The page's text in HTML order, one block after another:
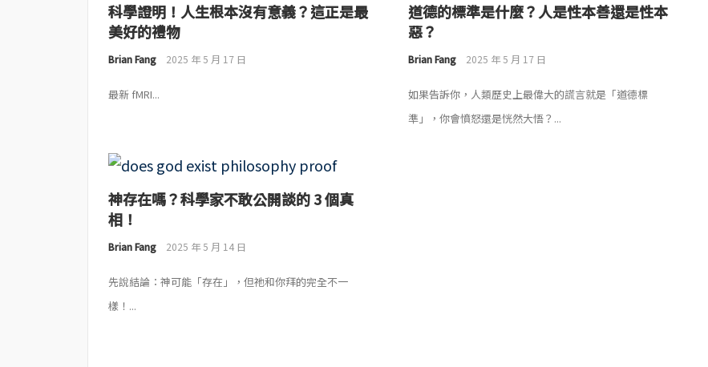
科學證明！人生根本沒有意義？這正是最
美好的禮物
Brian Fang 2025 年 5 月 17 日
最新 fMRI...
道德的標準是什麼？人是性本善還是性本
惡？
Brian Fang 2025 年 5 月 17 日
如果告訴你，人類歷史上最偉大的謊言就是「道德標
準」，你會憤怒還是恍然大悟？...
神存在嗎？科學家不敢公開談的 3 個真
相！
Brian Fang 2025 年 5 月 14 日
先說結論：神可能「存在」，但祂和你拜的完全不一
樣！...